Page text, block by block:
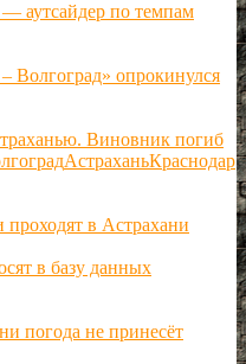
— аутсайдер по темпам
Волгоград» опрокинулся
Виновник погиб
АстраханьКраснодар
проходят в Астрахани
в базу данных
погода не принесёт